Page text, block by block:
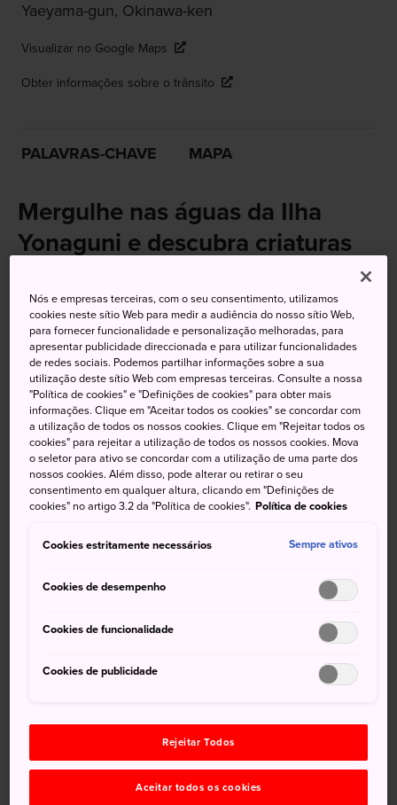
Yaeyama-gun, Okinawa-ken
Visualizar no Google Maps
Obter informações sobre o trânsito
PALAVRAS-CHAVE MAPA
Mergulhe nas águas da Ilha
Yonaguni e descubra criaturas
A Ilha Yonaguni é a ilha mais ocidental de Okinawa e o
último lugar no Japão onde é possível ver o pôr do sol.
É a mais remota de todas as Ilhas Okinawa e tem difícil
acesso. Mas se você leva o mergulho a sério, vale a pena
Como chegar
Chegar à Ilha de Yonaguni não é tão fácil e simples como
Há três voos diários saindo do Aeroporto de Painushima
Há também uma balsa que faz duas viagens por semana
Nós e empresas terceiras, com o seu consentimento, utilizamos
cookies neste sítio Web para medir a audiência do nosso sítio Web,
para fornecer funcionalidade e personalização melhoradas, para
apresentar publicidade direccionada e para utilizar funcionalidades
de redes sociais. Podemos partilhar informações sobre a sua
utilização deste sítio Web com empresas terceiras. Consulte a nossa
"Política de cookies" e "Definições de cookies" para obter mais
informações. Clique em "Aceitar todos os cookies" se concordar com
a utilização de todos os nossos cookies. Clique em "Rejeitar todos os
cookies" para rejeitar a utilização de todos os nossos cookies. Mova
o seletor para ativo se concordar com a utilização de uma parte dos
nossos cookies. Além disso, pode alterar ou retirar o seu
consentimento em qualquer altura, clicando em "Definições de
cookies" no artigo 3.2 da "Política de cookies". Política de cookies
Cookies estritamente necessários Sempre ativos
Cookies de desempenho
Cookies de funcionalidade
Cookies de publicidade
Rejeitar Todos
Aceitar todos os cookies